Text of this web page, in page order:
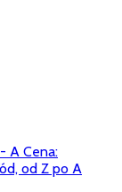
A Cena:
od Z po A